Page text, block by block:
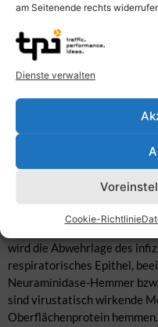
am Seitenende rechts
Dienste verwalten
Cookie-Richtlinie
Beschreibung
Virus Membran mit
Enzym des Influenzavirus,
des Virus ist. Die
Hülle (Membran) des
Organismus werden durch
wird die Abwehrlage des
respiratorisches Epithel,
Neuraminidase-Hemmer
sind virustatisch wirkende
Oberflächenprotein